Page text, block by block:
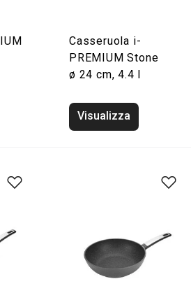
Casseruola i-
PREMIUM Stone
ø 24 cm, 4.4 l
Visualizza